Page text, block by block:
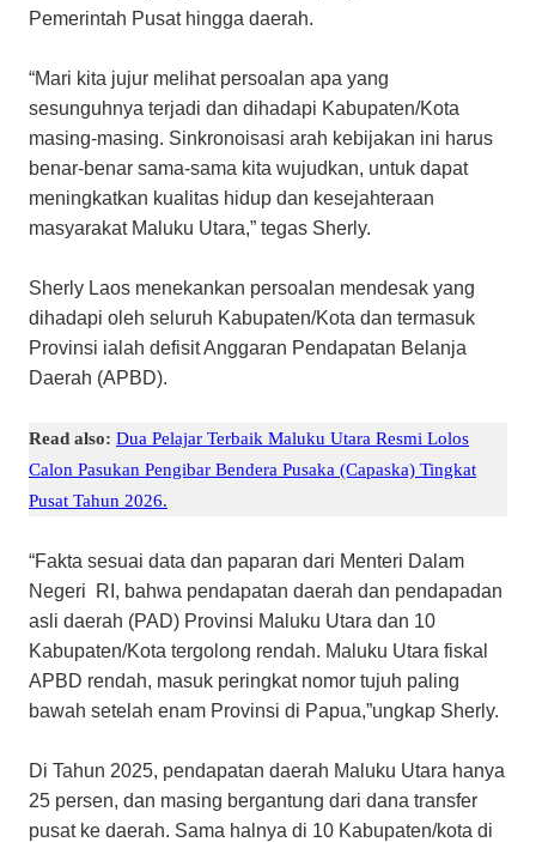
Pemerintah Pusat hingga daerah.
“Mari kita jujur melihat persoalan apa yang
sesunguhnya terjadi dan dihadapi Kabupaten/Kota
masing-masing. Sinkronoisasi arah kebijakan ini harus
benar-benar sama-sama kita wujudkan, untuk dapat
meningkatkan kualitas hidup dan kesejahteraan
masyarakat Maluku Utara,” tegas Sherly.
Sherly Laos menekankan persoalan mendesak yang
dihadapi oleh seluruh Kabupaten/Kota dan termasuk
Provinsi ialah defisit Anggaran Pendapatan Belanja
Daerah (APBD).
Read also: Dua Pelajar Terbaik Maluku Utara Resmi Lolos
Calon Pasukan Pengibar Bendera Pusaka (Capaska) Tingkat
Pusat Tahun 2026.
“Fakta sesuai data dan paparan dari Menteri Dalam
Negeri RI, bahwa pendapatan daerah dan pendapadan
asli daerah (PAD) Provinsi Maluku Utara dan 10
Kabupaten/Kota tergolong rendah. Maluku Utara fiskal
APBD rendah, masuk peringkat nomor tujuh paling
bawah setelah enam Provinsi di Papua,”ungkap Sherly.
Di Tahun 2025, pendapatan daerah Maluku Utara hanya
25 persen, dan masing bergantung dari dana transfer
pusat ke daerah. Sama halnya di 10 Kabupaten/kota di